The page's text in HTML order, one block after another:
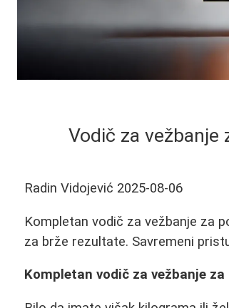
Vodič za
Radin Vidojević 2025-08-06
Kompletan vodič za vežbanje za
za brže rezultate. Savremeni
Kompletan vodič za vežbanje